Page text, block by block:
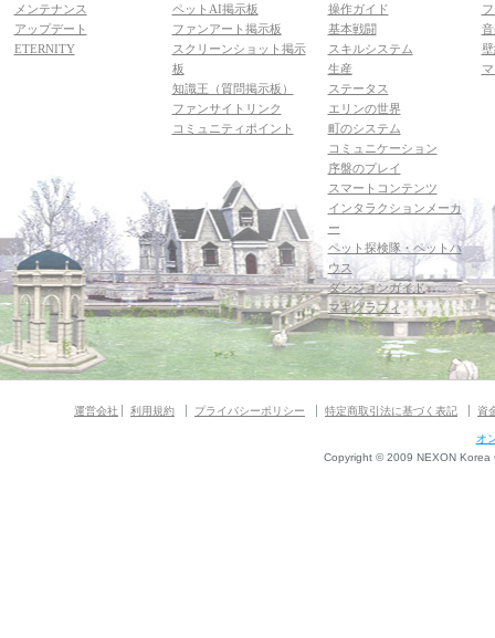
メンテナンス
アップデート
ETERNITY
ペットAI掲示板
ファンアート掲示板
スクリーンショット掲示
板
知識王（質問掲示板）
ファンサイトリンク
コミュニティポイント
操作ガイド
基本戦闘
スキルシステム
生産
ステータス
エリンの世界
町のシステム
コミュニケーション
序盤のプレイ
スマートコンテンツ
インタラクションメーカ
ー
ペット探検隊・ペットハ
ウス
ダンジョンガイド
マギグラフィ
運営会社 利用規約 プライバシーポリシー 特定商取引法に基づく表記 資
オ
Copyright © 2009 NEXON Korea